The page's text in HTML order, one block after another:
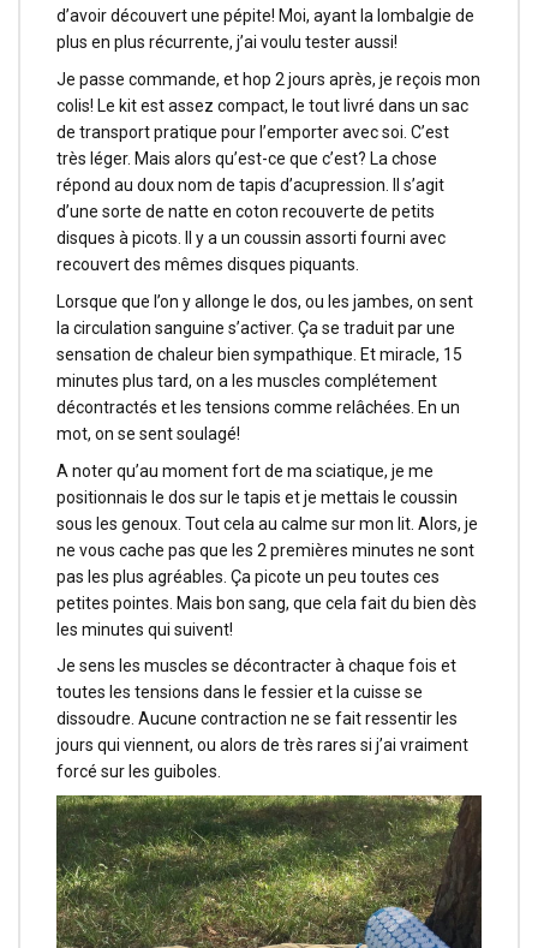
d’avoir découvert une pépite! Moi, ayant la lombalgie de
plus en plus récurrente, j’ai voulu tester aussi!
Je passe commande, et hop 2 jours après, je reçois mon
colis! Le kit est assez compact, le tout livré dans un sac
de transport pratique pour l’emporter avec soi. C’est
très léger. Mais alors qu’est-ce que c’est? La chose
répond au doux nom de tapis d’acupression. Il s’agit
d’une sorte de natte en coton recouverte de petits
disques à picots. Il y a un coussin assorti fourni avec
recouvert des mêmes disques piquants.
Lorsque que l’on y allonge le dos, ou les jambes, on sent
la circulation sanguine s’activer. Ça se traduit par une
sensation de chaleur bien sympathique. Et miracle, 15
minutes plus tard, on a les muscles complétement
décontractés et les tensions comme relâchées. En un
mot, on se sent soulagé!
A noter qu’au moment fort de ma sciatique, je me
positionnais le dos sur le tapis et je mettais le coussin
sous les genoux. Tout cela au calme sur mon lit. Alors, je
ne vous cache pas que les 2 premières minutes ne sont
pas les plus agréables. Ça picote un peu toutes ces
petites pointes. Mais bon sang, que cela fait du bien dès
les minutes qui suivent!
Je sens les muscles se décontracter à chaque fois et
toutes les tensions dans le fessier et la cuisse se
dissoudre. Aucune contraction ne se fait ressentir les
jours qui viennent, ou alors de très rares si j’ai vraiment
forcé sur les guiboles.